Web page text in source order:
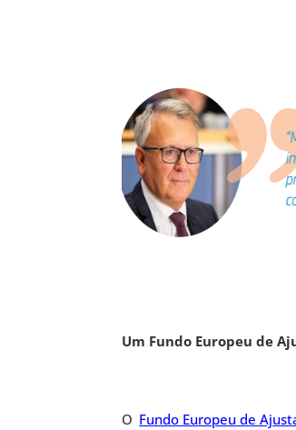
Um Fundo Europeu de
O Fundo Europeu de